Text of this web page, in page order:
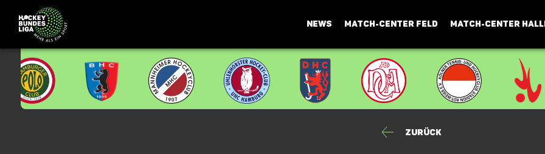
NEWS MATCH-CENTER FELD MATCH-CENTER
Zurück